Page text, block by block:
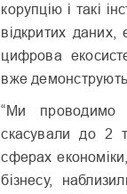
корупцію і такі
відкритих даних,
цифрова
вже
“Ми проводимо
скасували до 2
сферах
бізнесу,